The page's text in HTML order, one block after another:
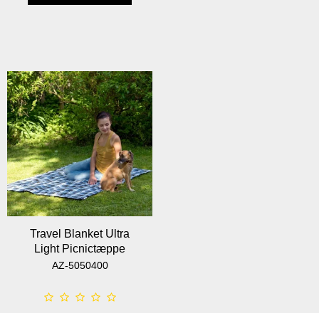
Travel Blanket Ultra
Light Picnictæppe
AZ-5050400